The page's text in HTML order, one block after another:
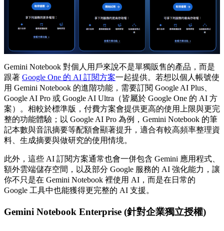
Gemini Notebook 對個人用戶來說不是單獨販售的產品，而是
跟著 Google One 的 AI 訂閱方案一起提供。若想以個人帳號使
用 Gemini Notebook 的進階功能，需要訂閱 Google AI Plus、
Google AI Pro 或 Google AI Ultra（皆屬於 Google One 的 AI 方
案）。相較於標準版，付費方案會提供更高的使用上限與更完
整的功能體驗；以 Google AI Pro 為例，Gemini Notebook 的筆
記本數與音訊摘要等配額會顯著提升，適合有較高頻率整理資
料、生成摘要與做研究的使用情境。
此外，這些 AI 訂閱方案通常也會一併包含 Gemini 應用程式、
額外雲端儲存空間，以及部分 Google 服務的 AI 強化能力，讓
你不只是在 Gemini Notebook 裡使用 AI，而是在日常的
Google 工具中也能獲得更完整的 AI 支援。
Gemini Notebook Enterprise (針對企業獨立授權)